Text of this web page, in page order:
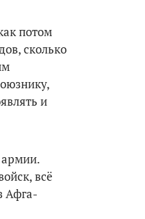
по­том
сколько
и
армии.
всё
Афга­